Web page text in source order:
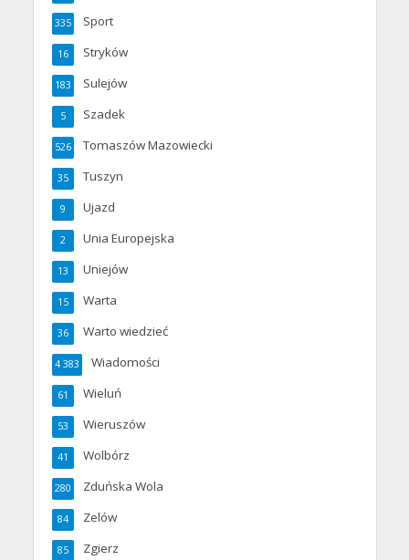
Sport
335
Stryków
16
Sulejów
183
Szadek
5
Tomaszów Mazowiecki
526
Tuszyn
35
Ujazd
9
Unia Europejska
2
Uniejów
13
Warta
15
Warto wiedzieć
36
Wiadomości
4 383
Wieluń
61
Wieruszów
53
Wolbórz
41
Zduńska Wola
280
Zelów
84
Zgierz
85